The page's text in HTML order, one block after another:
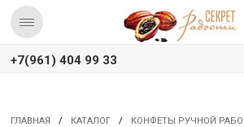
+7(961) 404 99 33
ГЛАВНАЯ / КАТАЛОГ / КОНФЕТЫ РУЧНОЙ